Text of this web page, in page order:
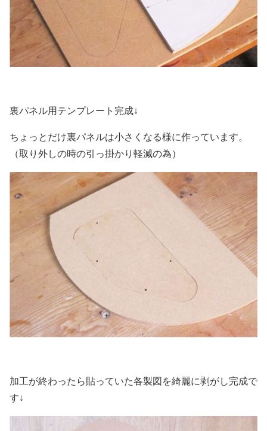
裏パネル用テンプレート完成↓
ちょっとだけ裏パネルは小さくなる様に作っています。
（取り外しの時の引っ掛かり軽減の為）
加工が終わったら貼っていた各製図を綺麗に剥がし完成で
す↓